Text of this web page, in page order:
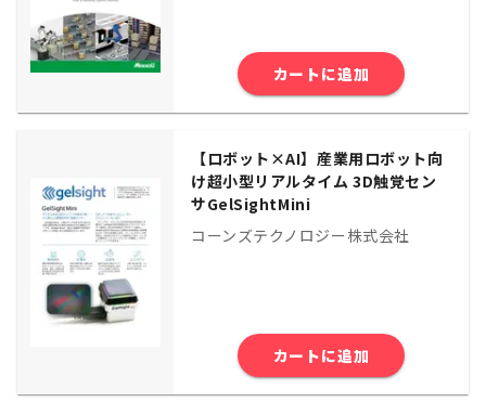
カートに追加
【ロボット×AI】産業用ロボット向
け超小型リアルタイム 3D触覚セン
サGelSightMini
コーンズテクノロジー株式会社
カートに追加